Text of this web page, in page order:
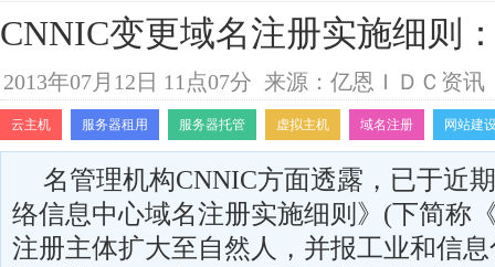
CNNIC变更域名注册实施细则
2013年07月12日 11点07分 来源：亿恩ＩＤＣ资讯
云主机 服务器租用 服务器托管 虚拟主机 域名注册 网站建
名管理机构CNNIC方面透露，已于近
络信息中心域名注册实施细则》(下简称
注册主体扩大至自然人，并报工业和信